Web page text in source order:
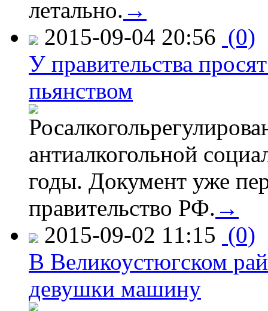
летально. →
2015-09-04 20:56 (0)
У правительства
пьянством
антиалкогольной
годы. Документ уже
правительство РФ. →
2015-09-02 11:15 (0)
В Великоустюгском
девушки машину